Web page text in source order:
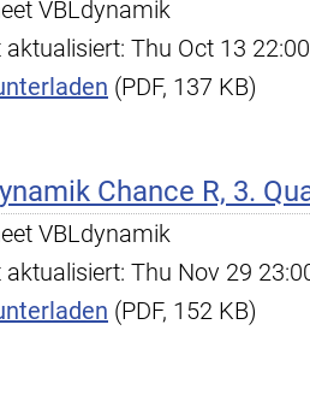
VBLdynamik
Thu Oct 13
(PDF, 137 KB)
Chance R, 3.
VBLdynamik
Thu Nov 29
(PDF, 152 KB)